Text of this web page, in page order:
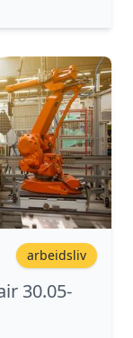
arbeidsliv
30.05-